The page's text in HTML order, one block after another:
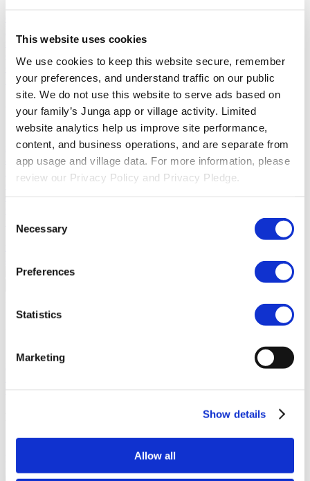
This website uses cookies
We use cookies to keep this website secure, remember
your preferences, and understand traffic on our public
site. We do not use this website to serve ads based on
your family’s Junga app or village activity. Limited
website analytics help us improve site performance,
content, and business operations, and are separate from
app usage and village data. For more information, please
review our Privacy Policy and Privacy Pledge.
Selection
Necessary
Preferences
Statistics
Marketing
Show details
Allow all
socioemocional (SEL) gracias a Junga.
cómo Junga ayuda a los terapeutas a fomentar entornos positivos en
el hogar.
Para Grupos SocialesDescubre cómo los grupos sociales
fomentan la participación comunitaria con Junga.
Comparar
Junga contra Greenlight Greenlight combina una tarjeta de débito
supervisada con herramientas educativas para enseñar a los niños a
administrar su presupuesto, ahorrar e invertir.
Junga contra Acorns
Acorns Early ayuda a los padres a enseñar a sus hijos sobre
educación financiera mediante una tarjeta de débito segura, tareas
domésticas y carteras de inversión.
Junga contra
familias a conectarse y celebrar el aprendizaje en el salón de clases.
Junga contra LiveSchool
LiveSchool permite a las escuelas
Nuestra Historia
Conoce los orígenes de Junga y descubre
nuestros objetivos al crear esta plataforma única.
Historias De
tú.
What Is Junga?Descubre qué hace que nuestra
plataforma sea tan especial.